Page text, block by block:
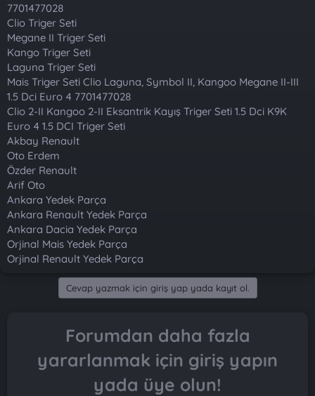
n
i
7701477028
Clio Triger Seti
Megane II Triger Seti
Kango Triger Seti
Laguna Triger Seti
Mais Triger Seti Clio Laguna, Symbol II, Kangoo Megane II-III
1.5 Dci Euro 4 7701477028
Clio 2-II Kangoo 2-II Eksantrik Kayış Triger Seti 1.5 Dci K9K
Euro 4 1.5 DCI Triger Seti
Akbay Renault
Oto Erdem
Özder Renault
Arif Oto
Ankara Yedek Parça
Ankara Renault Yedek Parça
Ankara Dacia Yedek Parça
Orjinal Mais Yedek Parça
Orjinal Renault Yedek Parça
Cevap yazmak için giriş yap yada kayıt ol.
Forumdan daha fazla
yararlanmak için giriş yapın
yada üye olun!